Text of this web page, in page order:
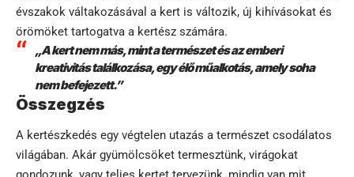
évszakok váltakozásával a kert is változik, új kihívásokat és
örömöket tartogatva a kertész számára.
„A kert nem más, mint a természet és az emberi
kreativitás találkozása, egy élő műalkotás, amely soha
nem befejezett.”
Összegzés
A kertészkedés egy végtelen utazás a természet csodálatos
világában. Akár gyümölcsöket termesztünk, virágokat